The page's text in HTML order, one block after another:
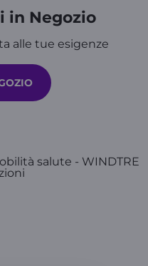
in Negozio
alle tue esigenze